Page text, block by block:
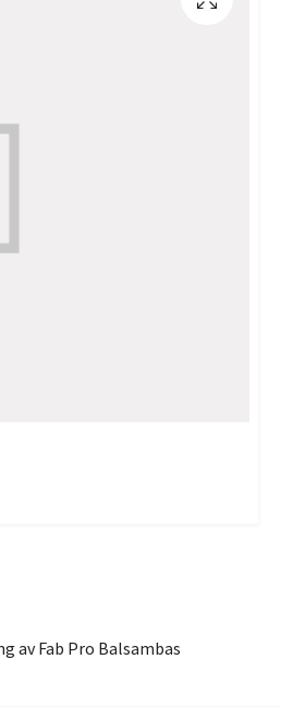
av Fab Pro Balsambas